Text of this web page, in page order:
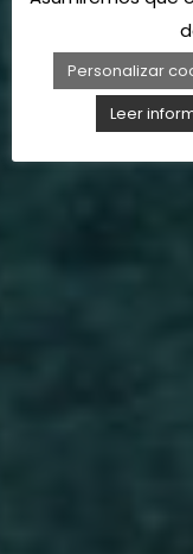
Personalizar
Leer